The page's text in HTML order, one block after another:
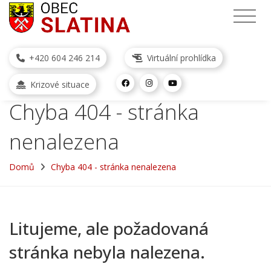
+420 604 246 214 Virtuální prohlídka
Krizové situace
Chyba 404 - stránka
nenalezena
Domů Chyba 404 - stránka nenalezena
Litujeme, ale požadovaná
stránka nebyla nalezena.